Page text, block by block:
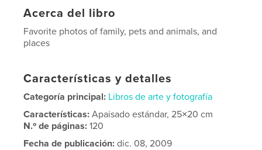
Acerca del libro
Favorite photos of family, pets and animals, and
places
Características y detalles
Categoría principal: Libros de arte y fotografía
Características:Apaisado estándar, 25×20 cm
N.º de páginas:120
Fecha de publicación: dic. 08, 2009